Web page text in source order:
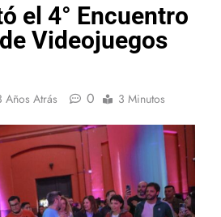
el 4° Encuentro
Videojuegos
Años Atrás 0 3 Minutos